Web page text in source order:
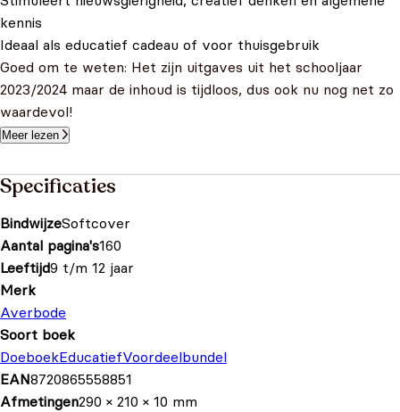
kennis
Ideaal als educatief cadeau of voor thuisgebruik
Goed om te weten: Het zijn uitgaves uit het schooljaar
2023/2024 maar de inhoud is tijdloos, dus ook nu nog net zo
waardevol!
Meer lezen
Specificaties
BindwijzeSoftcover
Aantal pagina's160
Leeftijd9 t/m 12 jaar
Merk
Averbode
Soort boek
DoeboekEducatiefVoordeelbundel
EAN8720865558851
Afmetingen290 × 210 × 10 mm